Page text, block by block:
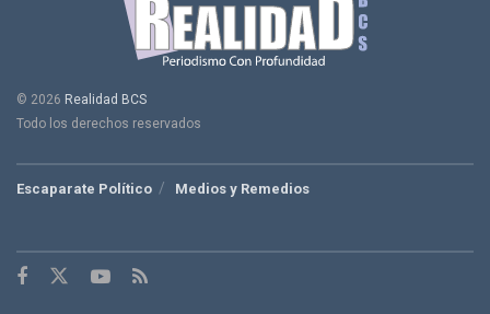
© 2026 Realidad BCS
Todo los derechos reservados
Escaparate Político Medios y Remedios